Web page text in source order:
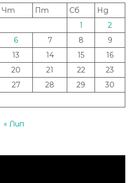
Чт Пт Сб
Нд
1
2
6 7 8
9
13 14 15
16
20 21 22
23
27 28 29
30
« Лип